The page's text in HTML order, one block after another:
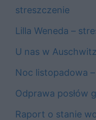
streszczenie
Lilla Weneda –
U nas w
Noc listopadowa
Odprawa posłów
Raport o stanie